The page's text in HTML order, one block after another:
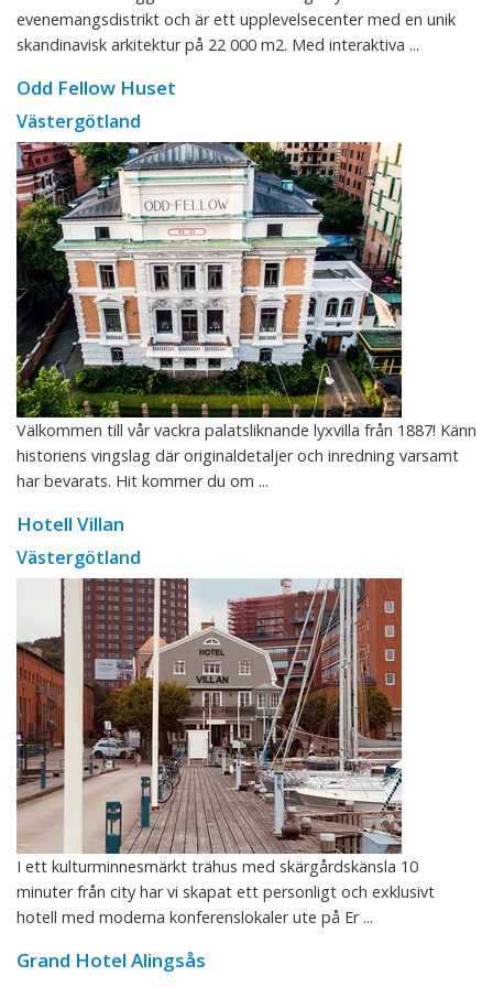
evenemangsdistrikt och är ett upplevelsecenter med en unik
skandinavisk arkitektur på 22 000 m2. Med interaktiva ...
Odd Fellow Huset
Västergötland
Välkommen till vår vackra palatsliknande lyxvilla från 1887! Känn
historiens vingslag där originaldetaljer och inredning varsamt
har bevarats. Hit kommer du om ...
Hotell Villan
Västergötland
I ett kulturminnesmärkt trähus med skärgårdskänsla 10
minuter från city har vi skapat ett personligt och exklusivt
hotell med moderna konferenslokaler ute på Er ...
Grand Hotel Alingsås